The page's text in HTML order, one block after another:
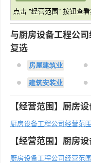
点击 "经营范围" 按钮查
与厨房设备工程公
复选
房屋建筑业
建筑安装业
【经营范围】厨房
厨房设备工程公司经营范
【经营范围】厨房
厨房设备工程公司经营范